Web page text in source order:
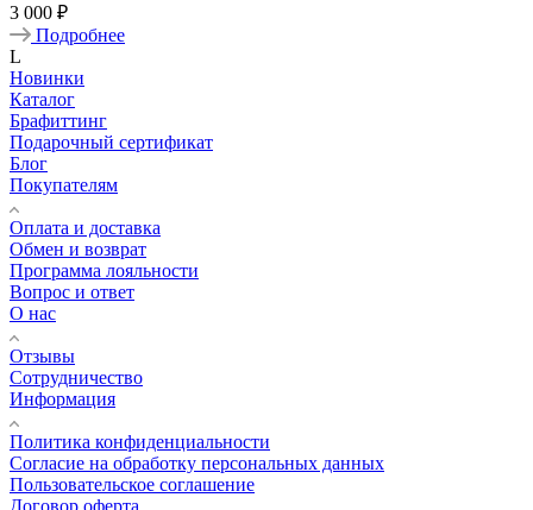
3 000 ₽
Подробнее
L
Новинки
Каталог
Брафиттинг
Подарочный сертификат
Блог
Покупателям
Оплата и доставка
Обмен и возврат
Программа лояльности
Вопрос и ответ
О нас
Отзывы
Сотрудничество
Информация
Политика конфиденциальности
Согласие на обработку персональных данных
Пользовательское соглашение
Договор оферта